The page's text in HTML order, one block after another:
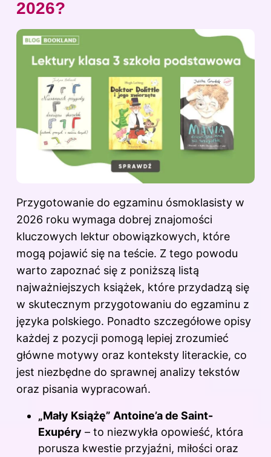
2026?
Przygotowanie do egzaminu ósmoklasisty w
2026 roku wymaga dobrej znajomości
kluczowych lektur obowiązkowych, które
mogą pojawić się na teście. Z tego powodu
warto zapoznać się z poniższą listą
najważniejszych książek, które przydadzą się
w skutecznym przygotowaniu do egzaminu z
języka polskiego. Ponadto szczegółowe opisy
każdej z pozycji pomogą lepiej zrozumieć
główne motywy oraz konteksty literackie, co
jest niezbędne do sprawnej analizy tekstów
oraz pisania wypracowań.
„Mały Książę” Antoine’a de Saint-
Exupéry – to niezwykła opowieść, która
porusza kwestie przyjaźni, miłości oraz